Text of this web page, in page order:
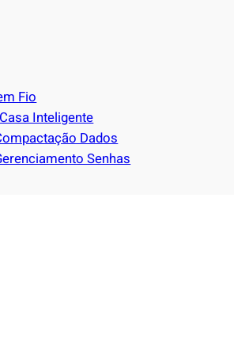
Fio
Inteligente
Dados
Senhas